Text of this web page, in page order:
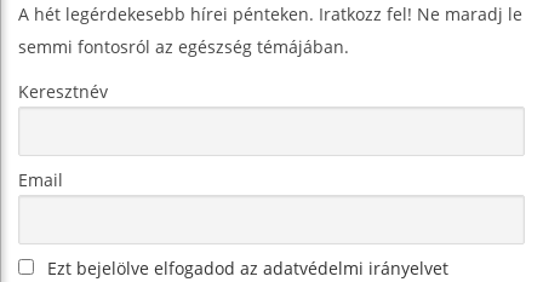
A hét legérdekesebb hírei pénteken. Iratkozz fel! Ne maradj le
semmi fontosról az egészség témájában.
Keresztnév
Email
Ezt bejelölve elfogadod az adatvédelmi irányelvet